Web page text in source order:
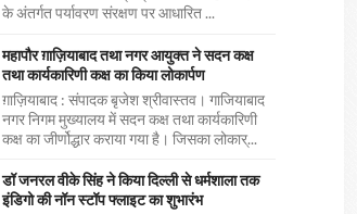
के अंतर्गत पर्यावरण संरक्षण पर आधारित ...
महापौर ग़ाज़ियाबाद तथा नगर आयुक्त ने सदन कक्ष
तथा कार्यकारिणी कक्ष का किया लोकार्पण
ग़ाज़ियाबाद : संपादक बृजेश श्रीवास्तव। गाजियाबाद
नगर निगम मुख्यालय में सदन कक्ष तथा कार्यकारिणी
कक्ष का जीर्णोद्धार कराया गया है। जिसका लोकार्...
डॉ जनरल वीके सिंह ने किया दिल्ली से धर्मशाला तक
इंडिगो की नॉन स्टॉप फ्लाइट का शुभारंभ